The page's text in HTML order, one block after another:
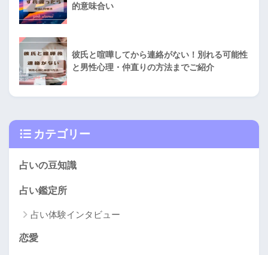
的意味合い
彼氏と喧嘩してから連絡がない！別れる可能性
と男性心理・仲直りの方法までご紹介
カテゴリー
占いの豆知識
占い鑑定所
占い体験インタビュー
恋愛